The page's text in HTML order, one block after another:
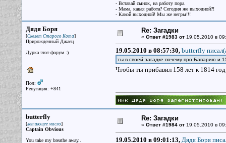
- Вставай сынок, на работу пора.
- Мама, какая работа? Сегодня же выходной?!
- Какой выходной! Мы же негры!!!
Дядя Боря
[Скелет Старого Кота]
Прирожденный Джаец
Дурка этот форум :)
Пол:
Репутация: +841
Re: Загадки
« Ответ #1983 от19.05.2010 в
19.05.2010 в 08:57:30, butterfly
ты в своей загадке почему про Баварию и
Чтобы ты прибавил 158 лет к 1814
butterfly
[летающее масло]
Captain Obvious
You take my breathe away..
Re: Загадки
« Ответ #1984 от19.05.2010 в
19.05.2010 в 09:01:13, Дядя Боря